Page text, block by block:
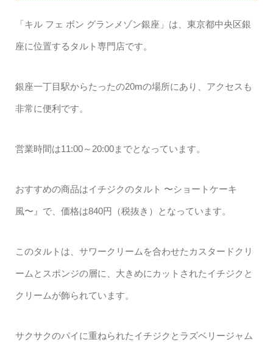
「キル フェ ボン グランメゾン銀座」は、東京都中央区銀
座に位置するタルト専門店です。
銀座一丁目駅からたったの20mの場所にあり、アクセスも
非常に便利です。
営業時間は11:00～20:00までとなっています。
おすすめの商品はイチジクのタルト 〜ショートケーキ
風〜』で、価格は840円（税抜き）となっています。
このタルトは、サワークリームを合わせたカスタードクリ
ームとスポンジの層に、大きめにカットされたイチジクと
クリームが飾られています。
サクサクのパイに重ねられたイチジクとラズベリージャム